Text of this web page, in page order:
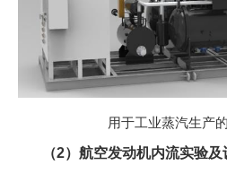
用于工业蒸汽生产
（2）航空发动机内流实验